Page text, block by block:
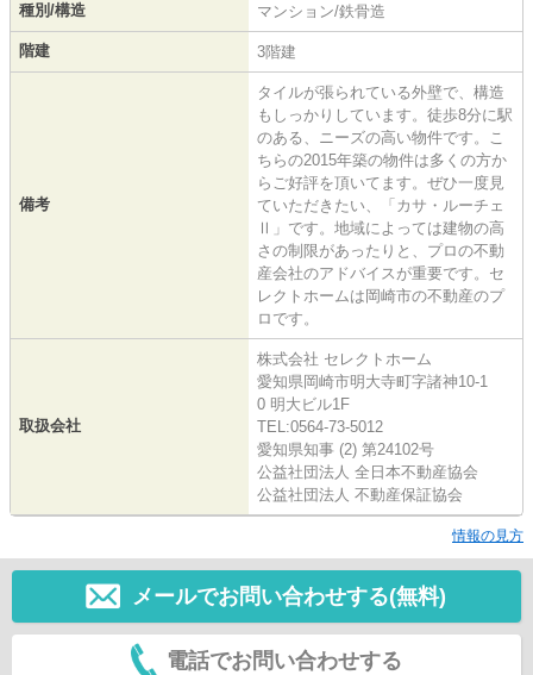
種別/構造 マンション/鉄骨造
階建 3階建
備考
タイルが張られている外壁で、構造
もしっかりしています。徒歩8分に駅
のある、ニーズの高い物件です。こ
ちらの2015年築の物件は多くの方か
らご好評を頂いてます。ぜひ一度見
ていただきたい、「カサ・ルーチェ
Ⅱ」です。地域によっては建物の高
さの制限があったりと、プロの不動
産会社のアドバイスが重要です。セ
レクトホームは岡崎市の不動産のプ
ロです。
取扱会社
株式会社 セレクトホーム
愛知県岡崎市明大寺町字諸神10-1
0 明大ビル1F
TEL:0564-73-5012
愛知県知事 (2) 第24102号
公益社団法人 全日本不動産協会
公益社団法人 不動産保証協会
情報の見方
メールでお問い合わせする(無料)
電話でお問い合わせする